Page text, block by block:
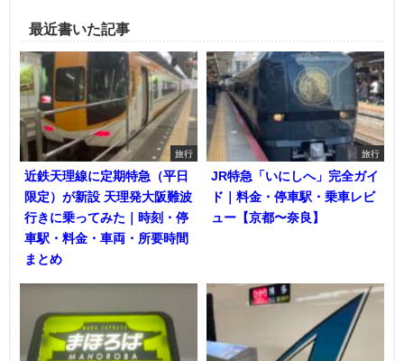
最近書いた記事
旅行
近鉄天理線に定期特急（平日
限定）が新設 天理発大阪難波
行きに乗ってみた｜時刻・停
車駅・料金・車両・所要時間
まとめ
旅行
JR特急「いにしへ」完全ガイ
ド｜料金・停車駅・乗車レビ
ュー【京都〜奈良】